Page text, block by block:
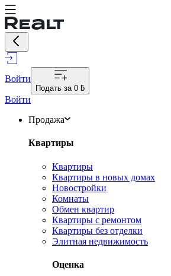
Войти
Подать за 0 ƃ
Войти
Продажа
Квартиры
Квартиры
Квартиры в новых домах
Новостройки
Комнаты
Обмен квартир
Квартиры с ремонтом
Квартиры без отделки
Элитная недвижимость
Оценка